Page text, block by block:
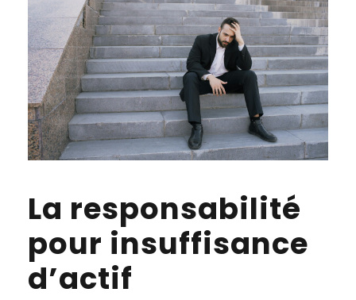
La responsabilité
pour insuffisance
d’actif